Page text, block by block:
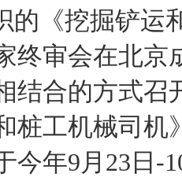
的《挖掘铲运
终审会在北京
结合的方式召
桩工机械司机
今年9月23日-